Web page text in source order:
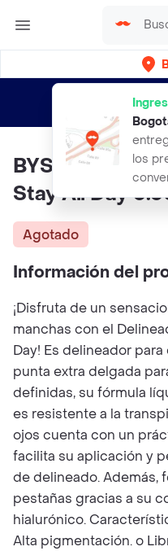
los
envíos gratis
BYS Delineador
Stay All Day
Agotado
Información del
¡Disfruta de un
manchas con el
Day! Es delineador
punta extra delgada
definidas, su fórmula
es resistente a la
ojos cuenta con un
facilita su aplicación y
de delineado. Además,
pestañas gracias a su
hialurónico.
Alta pigmentación. o